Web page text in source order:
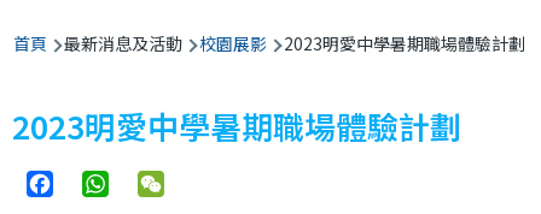
導
航
連
結
首頁 最新消息及活動 校園展影 2023明愛中學暑期職場體驗計劃
2023明愛中學暑期職場體驗計劃
FacebookWhatsApp